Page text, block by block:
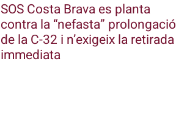
SOS Costa Brava es planta
contra la “nefasta” prolongació
de la C-32 i n’exigeix la retirada
immediata